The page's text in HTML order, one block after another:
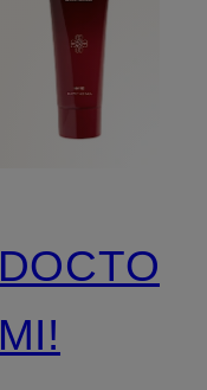
DOCTOR
MI!